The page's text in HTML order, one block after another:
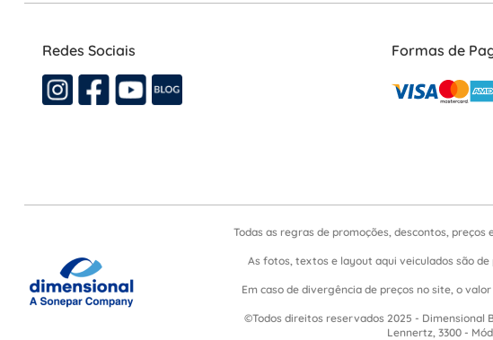
Redes Sociais Formas de
Todas as regras de promoções, descontos,
As fotos, textos e layout aqui veiculados são
Em caso de divergência de preços no site, o
©Todos direitos reservados 2025 - Dimensional
Lennertz, 3300 -